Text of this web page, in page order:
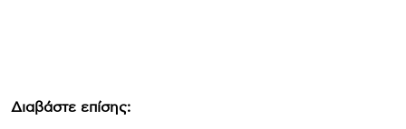
Διαβάστε επίσης: